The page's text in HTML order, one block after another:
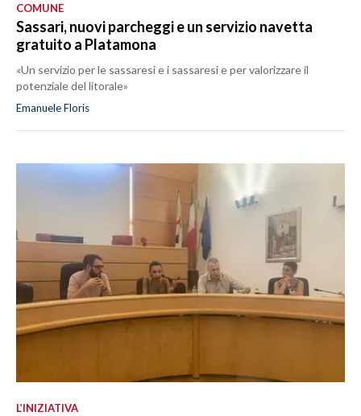
COMUNE
Sassari, nuovi parcheggi e un servizio navetta
gratuito a Platamona
«Un servizio per le sassaresi e i sassaresi e per valorizzare il
potenziale del litorale»
Emanuele Floris
L’INIZIATIVA